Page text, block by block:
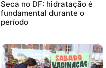
Seca no DF: hidratação é
fundamental durante o
período